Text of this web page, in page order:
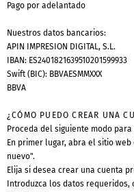
Pago por adelantado
Nuestros datos bancarios:
APIN IMPRESION DIGITAL, S.L.
IBAN: ES2401821639510201599933
Swift (BIC): BBVAESMMXXX
BBVA
¿CÓMO PUEDO CREAR UNA
Proceda del siguiente modo
En primer lugar, abra el sitio
nuevo".
Elija si desea crear una cuenta
Introduzca los datos